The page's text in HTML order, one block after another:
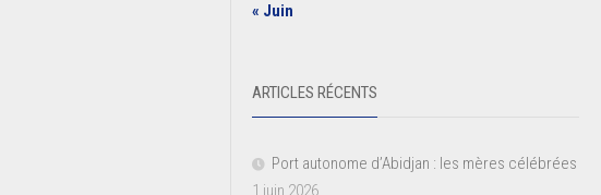
« Juin
ARTICLES RÉCENTS
Port autonome d’Abidjan : les mères célébrées
1 juin 2026